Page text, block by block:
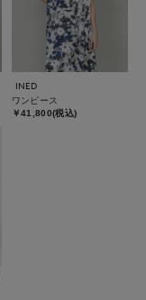
INED
ワンピース
￥41,800(税込)